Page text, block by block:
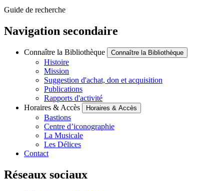
Guide de recherche
Navigation secondaire
Connaître la Bibliothèque Connaître la Bibliothèque
Histoire
Mission
Suggestion d'achat, don et acquisition
Publications
Rapports d'activité
Horaires & Accès
Horaires & Accès
Bastions
Centre d’iconographie
La Musicale
Les Délices
Contact
Réseaux sociaux